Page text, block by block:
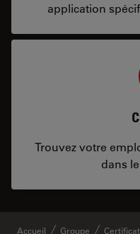
application
Trouvez votre
dans
Accueil Groupe